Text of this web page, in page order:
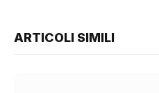
ARTICOLI SIMILI